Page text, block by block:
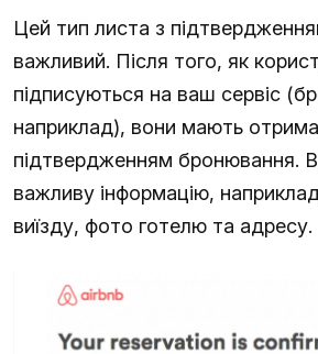
Цей тип листа з
важливий. Після того, як
підписуються на ваш сервіс
наприклад), вони мають
підтвердженням бронювання.
важливу інформацію,
виїзду, фото готелю та адресу.